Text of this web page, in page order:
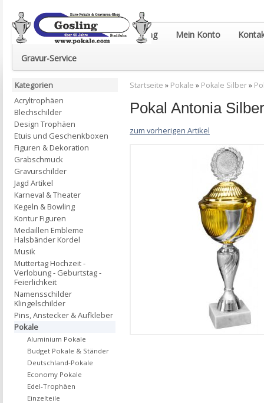
Euro-Pokale & Gravur-Shop Gosling Mein Konto
Gravur-Service
Startseite » Pokale » Pokale Silber»
Pokal Antonia
zum vorherigen Artikel
Kategorien
Acryltrophäen
Blechschilder
Design Trophäen
Etuis und Geschenkboxen
Figuren & Dekoration
Grabschmuck
Gravurschilder
Jagd Artikel
Karneval & Theater
Kegeln & Bowling
Kontur Figuren
Medaillen Embleme
Halsbänder Kordel
Musik
Muttertag Hochzeit -
Verlobung - Geburtstag -
Feierlichkeit
Namensschilder
Klingelschilder
Pins, Anstecker & Aufkleber
Pokale
Aluminium Pokale
Budget Pokale & Ständer
Deutschland-Pokale
Economy Pokale
Edel-Trophäen
Einzelteile